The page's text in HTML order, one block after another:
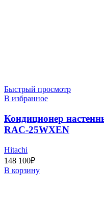
Быстрый просмотр
В избранное
Кондиционер
RAC-25WXEN
Hitachi
148 100₽
В корзину